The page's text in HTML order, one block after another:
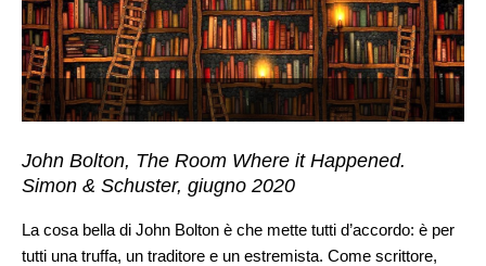
John Bolton, The Room Where it Happened.
Simon & Schuster, giugno 2020
La cosa bella di John Bolton è che mette tutti d’accordo: è per
tutti una truffa, un traditore e un estremista. Come scrittore,